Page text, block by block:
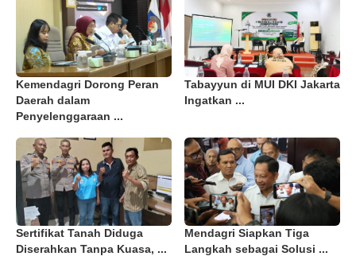
Kemendagri Dorong Peran
Daerah dalam
Penyelenggaraan ...
Tabayyun di MUI DKI Jakarta
Ingatkan ...
Sertifikat Tanah Diduga
Diserahkan Tanpa Kuasa, ...
Mendagri Siapkan Tiga
Langkah sebagai Solusi ...